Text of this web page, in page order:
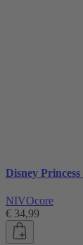
Disney
NIVOcore
€ 34,99